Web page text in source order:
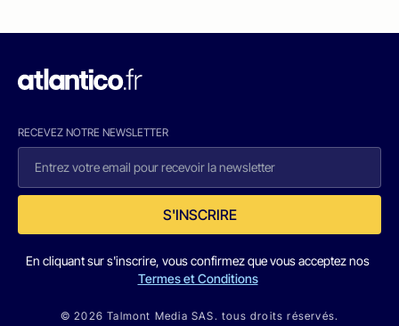
RECEVEZ NOTRE NEWSLETTER
S'INSCRIRE
En cliquant sur s'inscrire, vous confirmez que vous acceptez nos
Termes et Conditions
© 2026 Talmont Media SAS. tous droits réservés.